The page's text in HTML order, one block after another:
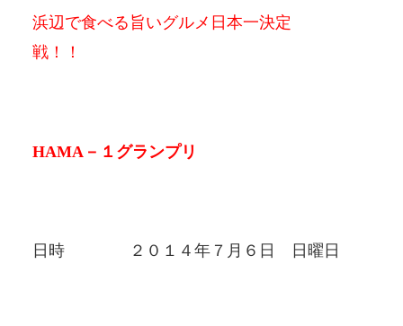
浜辺で食べる旨いグルメ日本一決定
戦！！
HAMA－１グランプリ
日時 ２０１４年７月６日 日曜日